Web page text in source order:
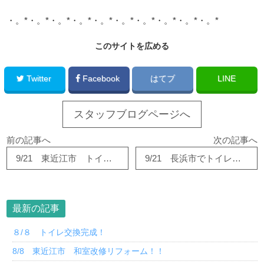
・。*・。*・。*・。*・。*・。*・。*・。*・。*・。*
このサイトを広める
Twitter Facebook はてブ LINE
スタッフブログページへ
前の記事へ
9/21 東近江市 トイレ交換工事
次の記事へ
9/21 長浜市でトイレ改修工事完了！！
最新の記事
８/８ トイレ交換完成！
8/8 東近江市 和室改修リフォーム！！